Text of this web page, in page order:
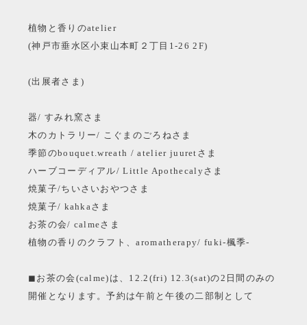
植物と香りのatelier
(神戸市垂水区小束山本町２丁目1-26 2F)
(出展者さま)
器/ すみれ窯さま
木のカトラリー/ こぐまのごろねさま
季節のbouquet.wreath / atelier juuretさま
ハーブコーディアル/ Little Apothecalyさま
焼菓子/ちいさいおやつさま
焼菓子/ kahkaさま
お茶の会/ calmeさま
植物の香りのクラフト、aromatherapy/ fuki-楓季-
◼︎お茶の会(calme)は、12.2(fri) 12.3(sat)の2日間のみの
開催となります。予約は午前と午後の二部制として